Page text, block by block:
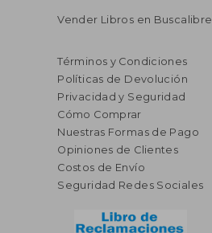
Vender Libros en Buscalibre
Términos y Condiciones
Políticas de Devolución
Privacidad y Seguridad
Cómo Comprar
Nuestras Formas de Pago
Opiniones de Clientes
Costos de Envío
Seguridad Redes Sociales